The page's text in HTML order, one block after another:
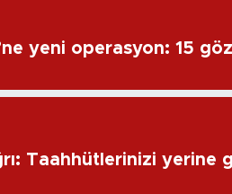
yeni operasyon: 15
Taahhütlerinizi yerine